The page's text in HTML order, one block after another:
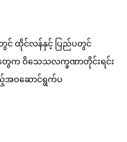
င် ထိုင်လန်နှင့် ပြည်ပတွင်
တွေက ဝိသေသလက္ခဏာတိုင်းရင်း
ည့်အဝဆောင်ရွက်ပ